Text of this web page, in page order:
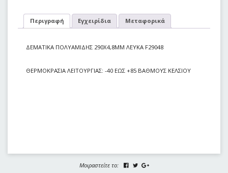
Περιγραφή Εγχειρίδια Μεταφορικά
ΔΕΜΑΤΙΚΑ ΠΟΛΥΑΜΙΔΗΣ 290Χ4,8ΜΜ ΛΕΥΚΑ F29048
ΘΕΡΜΟΚΡΑΣΙΑ ΛΕΙΤΟΥΡΓΙΑΣ: -40 ΕΩΣ +85 ΒΑΘΜΟΥΣ ΚΕΛΣΙΟΥ
Μοιραστείτε το: